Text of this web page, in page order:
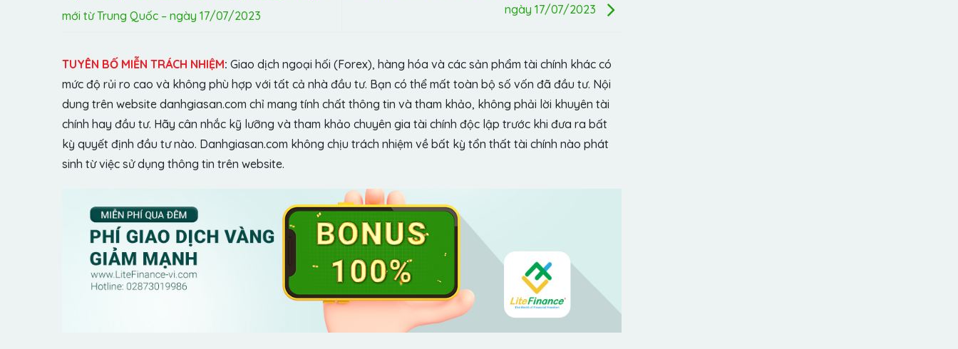
mới từ Trung Quốc – ngày 17/07/2023
ngày 17/07/2023
TUYÊN BỐ MIỄN TRÁCH NHIỆM: Giao dịch ngoại hối (Forex), hàng hóa và các sản phẩm tài chính khác có
mức độ rủi ro cao và không phù hợp với tất cả nhà đầu tư. Bạn có thể mất toàn bộ số vốn đã đầu tư. Nội
dung trên website danhgiasan.com chỉ mang tính chất thông tin và tham khảo, không phải lời khuyên tài
chính hay đầu tư. Hãy cân nhắc kỹ lưỡng và tham khảo chuyên gia tài chính độc lập trước khi đưa ra bất
kỳ quyết định đầu tư nào. Danhgiasan.com không chịu trách nhiệm về bất kỳ tổn thất tài chính nào phát
sinh từ việc sử dụng thông tin trên website.